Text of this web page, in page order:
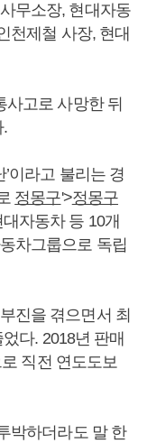
무소장, 현대자동
천제철 사장, 현대
고로 사망한 뒤
.
이라고 불리는 경
정몽구'>정몽구
자동차 등 10개
차그룹으로 독립
진을 겪으면서 최
다. 2018년 판매
직전 연도도보
박하더라도 말 한